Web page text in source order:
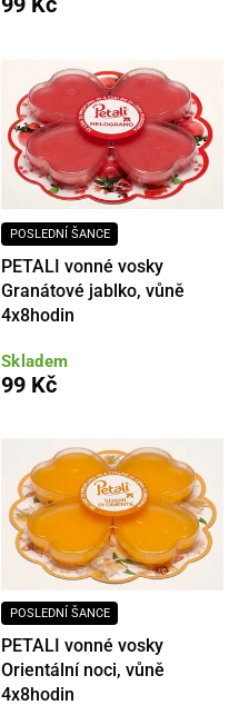
POSLEDNÍ ŠANCE
PETALI vonné vosky
Granátové jablko, vůně
4x8hodin
Skladem
99 Kč
POSLEDNÍ ŠANCE
PETALI vonné vosky
Orientální noci, vůně
4x8hodin